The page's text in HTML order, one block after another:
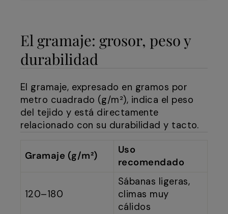
El gramaje: grosor, peso y
durabilidad
El gramaje, expresado en gramos por
metro cuadrado (g/m²), indica el peso
del tejido y está directamente
relacionado con su durabilidad y tacto.
Gramaje (g/m²)
Uso
recomendado
120–180
Sábanas ligeras,
climas muy
cálidos